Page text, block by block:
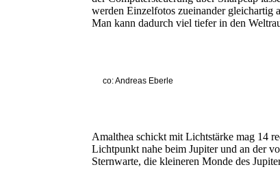
werden Einzelfotos zueinander gleichartig
Man kann dadurch viel tiefer in den
co: Andreas Eberle
Amalthea schickt mit Lichtstärke mag 14
Lichtpunkt nahe beim Jupiter und an der
Sternwarte, die kleineren Monde des